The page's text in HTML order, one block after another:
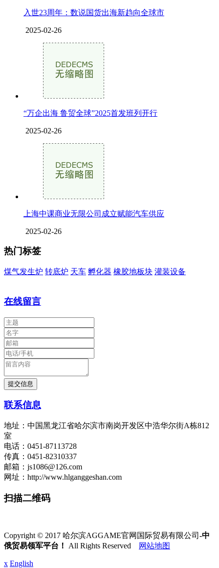
入世23周年：数说国货出海新趋向全球市
2025-02-26
“万企出海 鲁贸全球”2025首发班列开行
2025-02-26
上海中课商业无限公司成立赋能汽车供应
2025-02-26
热门标签
煤气发生炉 转底炉 天车 孵化器 橡胶地板块 灌装设备
在线留言
联系信息
地址：中国黑龙江省哈尔滨市南岗开发区中浩华尔街A栋812
室
电话：0451-87113728
传真：0451-82310337
邮箱：js1086@126.com
网址：http://www.hlganggeshan.com
扫描二维码
Copyright © 2017 哈尔滨AGGAME官网国际贸易有限公司 -中
俄贸易领军平台！
All Rights Reserved 网站地图
x English